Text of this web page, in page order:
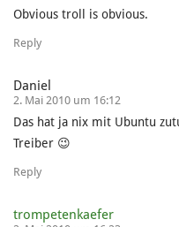
Obvious troll is obvious.
Reply
Daniel
2. Mai 2010 um 16:12
Das hat ja nix mit Ubuntu
Treiber 😉
Reply
trompetenkaefer